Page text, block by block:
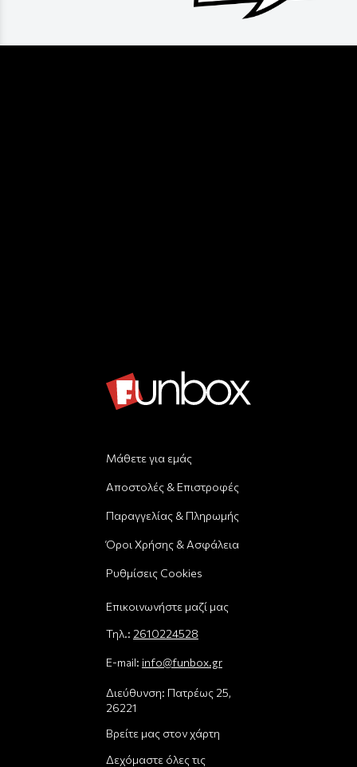
Μάθετε για εμάς
Αποστολές & Επιστροφές
Παραγγελίας & Πληρωμής
Όροι Χρήσης & Ασφάλεια
Ρυθμίσεις Cookies
Επικοινωνήστε μαζί μας
Τηλ.: 2610224528
E-mail: info@funbox.gr
Διεύθυνση: Πατρέως 25,
26221
Βρείτε μας στον χάρτη
Δεχόμαστε όλες τις